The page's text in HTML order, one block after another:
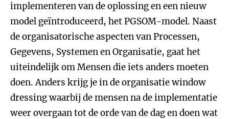
implementeren van de oplossing en een nieuw
model geïntroduceerd, het PGSOM-model. Naast
de organisatorische aspecten van Processen,
Gegevens, Systemen en Organisatie, gaat het
uiteindelijk om Mensen die iets anders moeten
doen. Anders krijg je in de organisatie window
dressing waarbij de mensen na de implementatie
weer overgaan tot de orde van de dag en doen wat